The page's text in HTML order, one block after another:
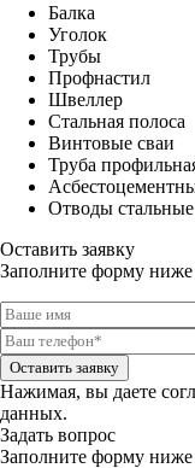
Балка
Уголок
Трубы
Профнастил
Швеллер
Стальная полоса
Винтовые сваи
Труба
Отводы
Оставить заявку
Заполните форму
Оставить заявку
Нажимая, вы даете
данных.
Задать вопрос
Заполните форму